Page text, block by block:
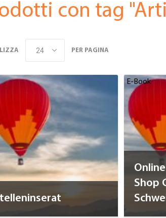
con tag
PER PAGINA
Shop
E-Book